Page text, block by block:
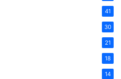
41
30
21
18
14